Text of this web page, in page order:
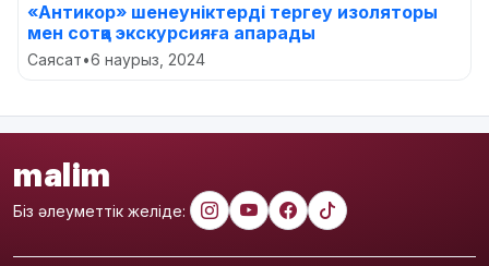
«Антикор» шенеуніктерді тергеу изоляторы
мен сотқа экскурсияға апарады
Саясат•6 наурыз, 2024
malim
Біз әлеуметтік желіде: